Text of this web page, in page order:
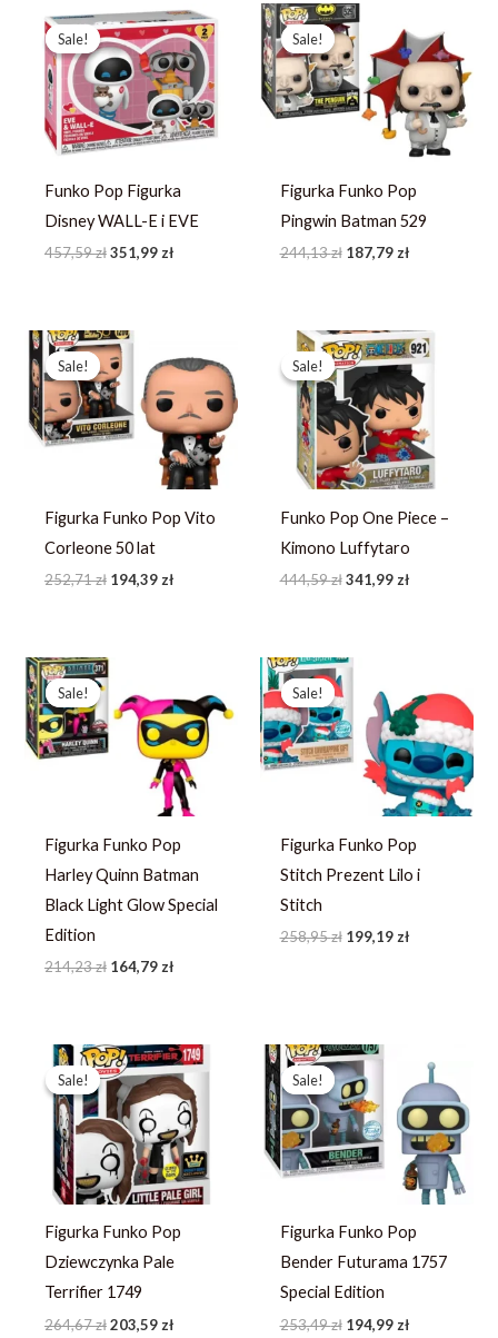
Sale!
Sale!
Funko Pop Figurka
Disney WALL-E i EVE
457,59zł
Pierwotna
cena
wynosiła:
457,59 zł.
351,99 zł
Aktualna
cena
wynosi:
351,99 zł.
Sale!
Sale!
Figurka Funko Pop
Pingwin Batman 529
244,13zł
Pierwotna
cena
wynosiła:
244,13 zł.
187,79 zł
cena
wynosi:
187,79 zł.
Sale!
Sale!
Figurka Funko Pop Vito
Corleone 50 lat
252,71zł
Pierwotna
cena
wynosiła:
252,71 zł.
194,39zł
cena
wynosi:
194,39 zł.
Sale!
Sale!
Funko Pop One Piece –
Kimono Luffytaro
444,59zł
Pierwotna
cena
wynosiła:
444,59 zł.
341,99zł
Aktualna
cena
wynosi:
341,99 zł.
Sale!
Sale!
Figurka Funko Pop
Harley Quinn Batman
Black Light Glow Special
Edition
214,23zł
Pierwotna
wynosiła:
214,23 zł.
164,79zł
wynosi:
164,79 zł.
Sale!
Sale!
Figurka Funko Pop
Stitch Prezent Lilo i
Stitch
258,95zł
Pierwotna
wynosiła:
258,95 zł.
199,19zł
wynosi:
199,19 zł.
Sale!
Sale!
Figurka Funko Pop
Dziewczynka Pale
Terrifier 1749
264,67zł
Pierwotna
cena
wynosiła:
264,67 zł.
203,59 zł
Aktualna
cena
wynosi:
203,59 zł.
Sale!
Sale!
Figurka Funko Pop
Bender Futurama 1757
Special Edition
253,49zł
Pierwotna
cena
wynosiła:
253,49 zł.
194,99 zł
cena
wynosi:
194,99 zł.